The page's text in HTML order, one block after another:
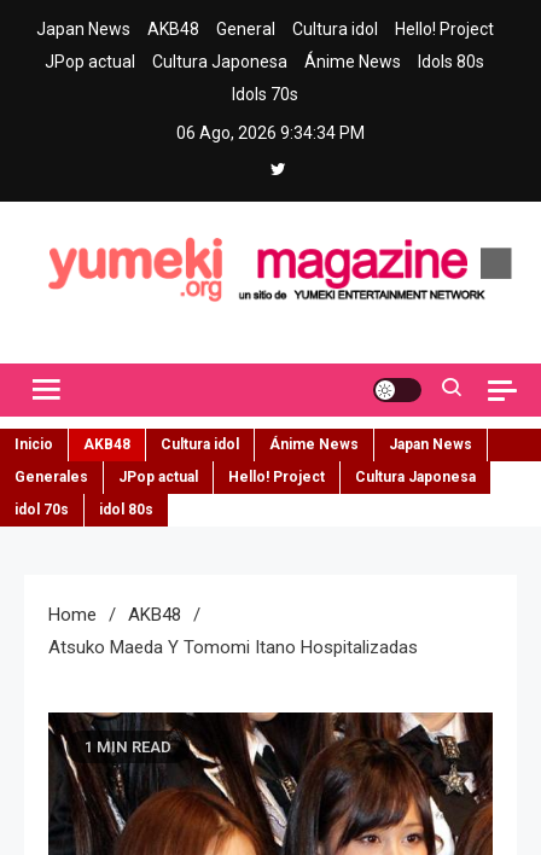
Japan News AKB48 General Cultura idol
Hello! Project
JPop actual
Cultura Japonesa Ánime News
Idols 80s
Idols 70s
06 Ago, 2026 9:34:35 PM
Inicio AKB48 Cultura idol Ánime News
Japan News
Generales
JPop actual Hello! Project
Cultura Japonesa
idol 70s
idol 80s
Home
AKB48
Atsuko Maeda Y Tomomi Itano Hospitalizadas
1 MIN READ